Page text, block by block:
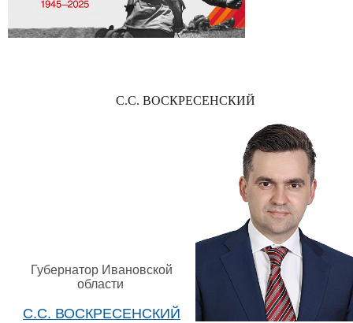
С.С. ВОСКРЕСЕНСКИЙ
Губернатор Ивановской
области
С.С. ВОСКРЕСЕНСКИЙ